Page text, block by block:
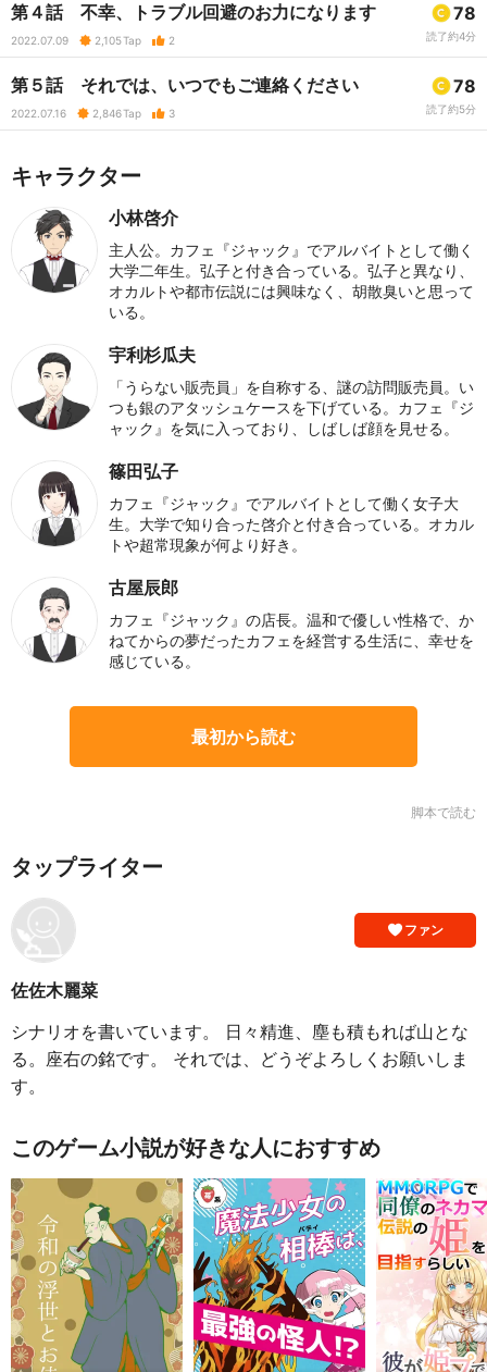
第４話 不幸、トラブル回避のお力になります
2022.07.09 2,105Tap 2
78
読了約4分
第５話 それでは、いつでもご連絡ください
2022.07.16 2,846Tap 3
78
読了約5分
キャラクター
小林啓介
主人公。カフェ『ジャック』でアルバイトとして働く
大学二年生。弘子と付き合っている。弘子と異なり、
オカルトや都市伝説には興味なく、胡散臭いと思って
いる。
宇利杉瓜夫
「うらない販売員」を自称する、謎の訪問販売員。い
つも銀のアタッシュケースを下げている。カフェ『ジ
ャック』を気に入っており、しばしば顔を見せる。
篠田弘子
カフェ『ジャック』でアルバイトとして働く女子大
生。大学で知り合った啓介と付き合っている。オカル
トや超常現象が何より好き。
古屋辰郎
カフェ『ジャック』の店長。温和で優しい性格で、か
ねてからの夢だったカフェを経営する生活に、幸せを
感じている。
最初から読む
脚本で読む
タップライター
ファン
佐佐木麗菜
シナリオを書いています。 日々精進、塵も積もれば山とな
る。座右の銘です。 それでは、どうぞよろしくお願いしま
す。
このゲーム小説が好きな人におすすめ